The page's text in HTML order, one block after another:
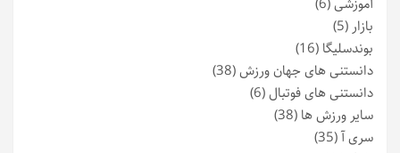
بازار (5)
بوندسلیگا (16)
دانستنی های جهان ورزش(38)
دانستنی های فوتبال(6)
سایر ورزش ها (38)
سری آ(35)